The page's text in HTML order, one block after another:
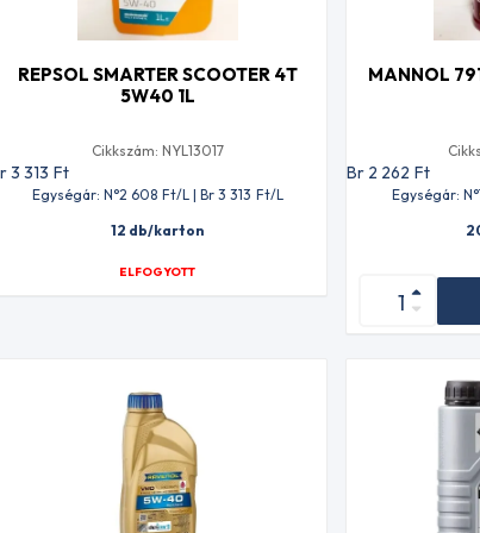
REPSOL SMARTER SCOOTER 4T
5W40 1L
Cikkszám: NYL13017
3 313 Ft
Egységár: N°2 608 Ft/L | Br 3 313 Ft/L
12 db/karton
ELFOGYOTT
MANNOL
Br 2 262 Ft
Egységár: